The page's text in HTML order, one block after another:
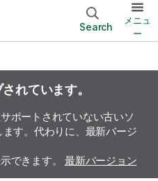
Search
メニュ
ー
れています。
ポートされていない古いソ
す。代わりに、最新バージ
できます。 最新バージョン